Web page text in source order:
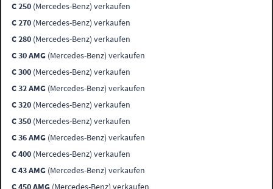
C 250 (Mercedes-Benz) verkaufen
C 270 (Mercedes-Benz) verkaufen
C 280 (Mercedes-Benz) verkaufen
C 30 AMG (Mercedes-Benz) verkaufen
C 300 (Mercedes-Benz) verkaufen
C 32 AMG (Mercedes-Benz) verkaufen
C 320 (Mercedes-Benz) verkaufen
C 350 (Mercedes-Benz) verkaufen
C 36 AMG (Mercedes-Benz) verkaufen
C 400 (Mercedes-Benz) verkaufen
C 43 AMG (Mercedes-Benz) verkaufen
C 450 AMG (Mercedes-Benz) verkaufen